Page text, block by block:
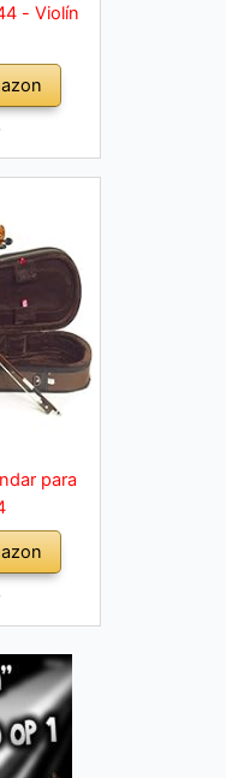
- Violín
para